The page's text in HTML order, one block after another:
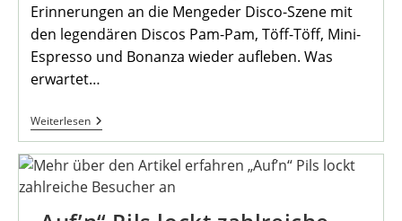
Erinnerungen an die Mengeder Disco-Szene mit
den legendären Discos Pam-Pam, Töff-Töff, Mini-
Espresso und Bonanza wieder aufleben. Was
erwartet…
WeiterlesenVorverkauf
Für
Disco
Im
April